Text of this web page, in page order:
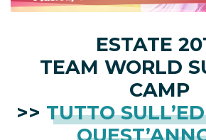
ESTATE
TEAM WORLD
CAMP
>> TUTTO